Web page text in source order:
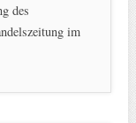
des
im